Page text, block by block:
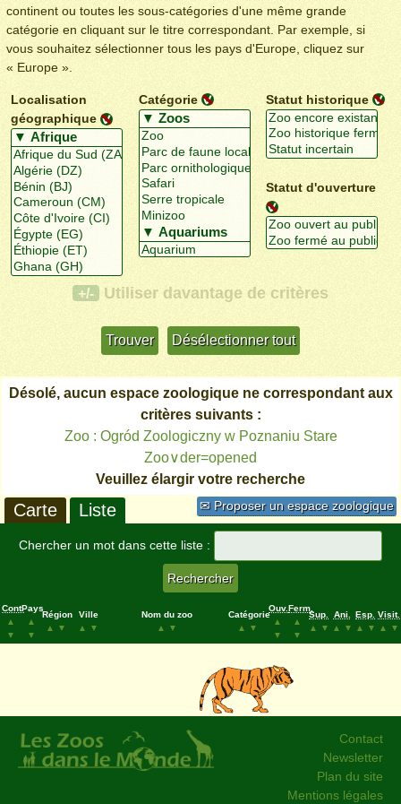
continent ou toutes les sous-catégories d'une même grande
catégorie en cliquant sur le titre correspondant. Par exemple, si
vous souhaitez sélectionner tous les pays d'Europe, cliquez sur
« Europe ».
Localisation
géographique
Catégorie Statut historique
Statut d'ouverture
+/- Utiliser davantage de critères
Désolé, aucun espace zoologique ne correspondant aux
critères suivants :
Zoo : Ogród Zoologiczny w Poznaniu Stare
Zoo∨der=opened
Veuillez élargir votre recherche
✉ Proposer un espace zoologique
Carte Liste
Chercher un mot dans cette liste :
Cont.
▲
▼
Pays
▲
▼
Région
▲
▼
Ville
▲
▼
Nom du zoo
▲
▼
Catégorie
▲
▼
Ouv.
▲
▼
Ferm.
▲
▼
Sup.
▲
▼
Ani.
▲
▼
Esp.
▲
▼
Visit.
▲
▼
Contact
Newsletter
Plan du site
Mentions légales